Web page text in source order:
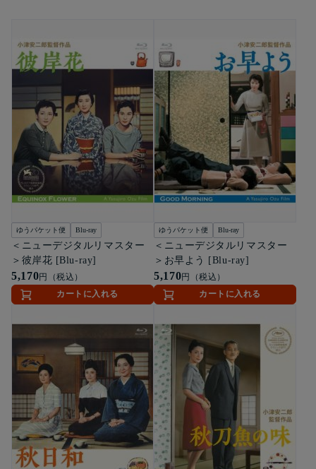
ゆうパケット便 Blu-ray
＜ニューデジタルリマスター
＞彼岸花 [Blu-ray]
5,170円（税込）
カートに入れる
ゆうパケット便 Blu-ray
＜ニューデジタルリマスター
＞お早よう [Blu-ray]
5,170円（税込）
カートに入れる